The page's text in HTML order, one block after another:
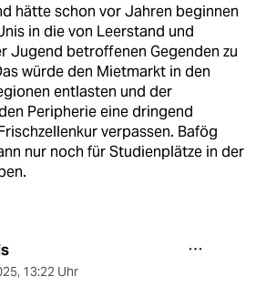
hätte schon vor Jahren beginnen
in die von Leerstand und
Jugend betroffenen Gegenden zu
würde den Mietmarkt in den
entlasten und der
Peripherie eine dringend
verpassen. Bafög
nur noch für Studienplätze in der
, 13:22 Uhr